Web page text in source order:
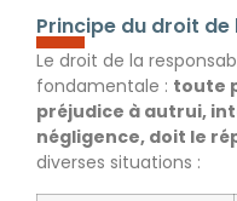
Principe du droit
Le droit de la
fondamentale : toute
préjudice à autrui,
négligence, doit le
diverses situations :